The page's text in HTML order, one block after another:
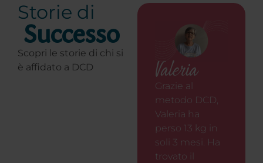
Storie di
Successo
Scopri le storie di chi si
è affidato a DCD
Valeria
Grazie al
metodo DCD,
Valeria ha
perso 13 kg in
soli 3 mesi. Ha
trovato il